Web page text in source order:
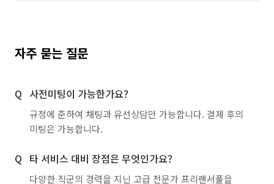
자주 묻는 질문
사전미팅이 가능한가요?
규정에 준하여 채팅과 유선상담만 가능합니다. 결제 후의
미팅은 가능합니다.
타 서비스 대비 장점은 무엇인가요?
다양한 직군의 경력을 지닌 고급 전문가 프리랜서풀을